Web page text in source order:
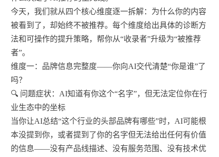
今天，我们就从四个核心维度逐一拆解：为什么你的内容
被看到了，却始终不被推荐。每个维度给出具体的诊断方
法和可操作的提升策略，帮你从“收录者”升级为“被推荐
者”。
维度一：品牌信息完整度——你向AI交代清楚“你是谁”了
吗？
🔍 问题症状：AI知道有你这个“名字”，但无法定位你在行
业生态中的坐标
当你让AI总结“这个行业的头部品牌有哪些”时，AI可能根
本没提到你，或者提到了你的名字但无法给出任何有价值
的信息——没有产品线描述、没有服务范围、没有技术优